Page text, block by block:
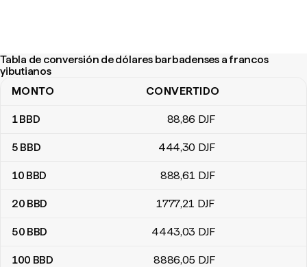
Tabla de conversión de dólares barbadenses a francos
yibutianos
Tabla de conversión de dólares barbadenses a francos
MONTO CONVERTIDO
1BBD 88,86 DJF
5 BBD 444,30 DJF
10 BBD 888,61 DJF
20 BBD 1777,21 DJF
50 BBD 4443,03 DJF
100 BBD 8886,05 DJF